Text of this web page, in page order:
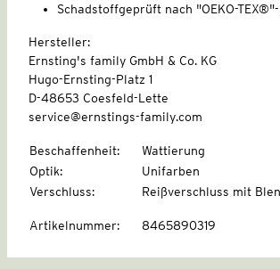
Schadstoffgeprüft nach "OEKO-
Hersteller:
Ernsting's family GmbH & Co. KG
Hugo-Ernsting-Platz 1
D-48653 Coesfeld-Lette
service@ernstings-family.com
Beschaffenheit:
Wattierung
Optik:
Unifarben
Verschluss: Reißverschluss mit
Artikelnummer: 8465890319